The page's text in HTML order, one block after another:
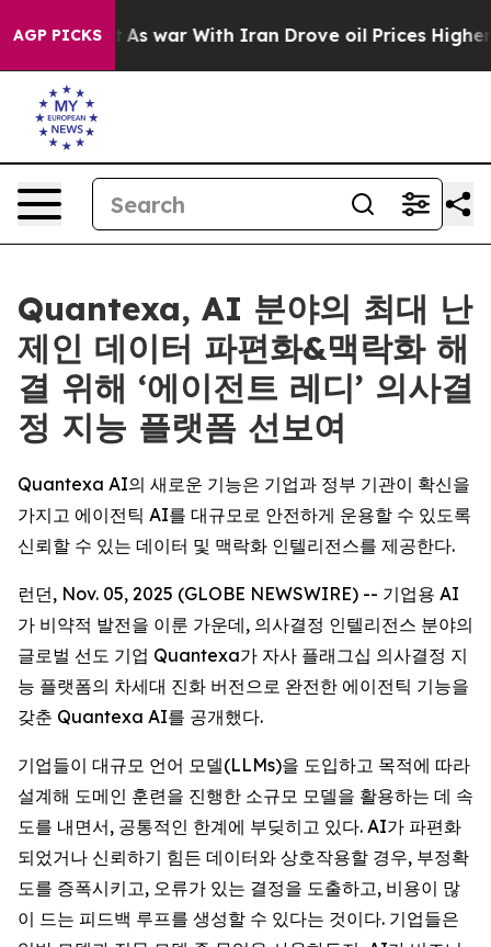
AGP PICKSAs war With Iran Drove oil Prices Higher,
Quantexa, AI 분야의 최대 난
제인 데이터 파편화&맥락화 해
결 위해 ‘에이전트 레디’ 의사결
정 지능 플랫폼 선보여
Quantexa AI의 새로운 기능은 기업과 정부 기관이 확신을
가지고 에이전틱 AI를 대규모로 안전하게 운용할 수 있도록
신뢰할 수 있는 데이터 및 맥락화 인텔리전스를 제공한다.
런던, Nov. 05, 2025 (GLOBE NEWSWIRE) -- 기업용 AI
가 비약적 발전을 이룬 가운데, 의사결정 인텔리전스 분야의
글로벌 선도 기업 Quantexa가 자사 플래그십 의사결정 지
능 플랫폼의 차세대 진화 버전으로 완전한 에이전틱 기능을
갖춘 Quantexa AI를 공개했다.
기업들이 대규모 언어 모델(LLMs)을 도입하고 목적에 따라
설계해 도메인 훈련을 진행한 소규모 모델을 활용하는 데 속
도를 내면서, 공통적인 한계에 부딪히고 있다. AI가 파편화
되었거나 신뢰하기 힘든 데이터와 상호작용할 경우, 부정확
도를 증폭시키고, 오류가 있는 결정을 도출하고, 비용이 많
이 드는 피드백 루프를 생성할 수 있다는 것이다. 기업들은